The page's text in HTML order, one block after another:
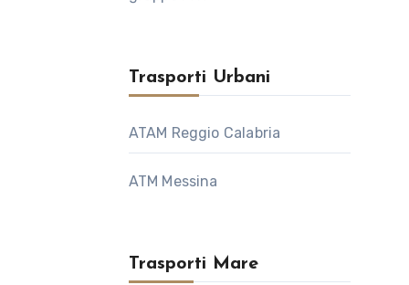
Trasporti Urbani
ATAM Reggio Calabria
ATM Messina
Trasporti Mare